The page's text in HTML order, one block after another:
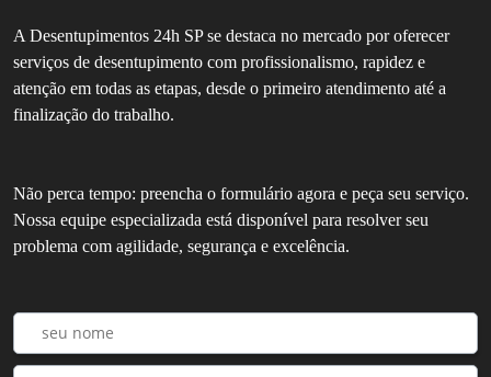
A Desentupimentos 24h SP se destaca no mercado por oferecer
serviços de desentupimento com profissionalismo, rapidez e
atenção em todas as etapas, desde o primeiro atendimento até a
finalização do trabalho.
Não perca tempo: preencha o formulário agora e peça seu serviço.
Nossa equipe especializada está disponível para resolver seu
problema com agilidade, segurança e excelência.